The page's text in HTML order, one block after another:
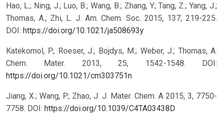
Hao, L.; Ning, J.; Luo, B.; Wang, B.; Zhang, Y.; Tang, Z.; Yang, J.;
Thomas, A.; Zhi, L. J. Am. Chem. Soc. 2015, 137, 219-225.
DOI: https://doi.org/10.1021/ja508693y
Katekomol, P.; Roeser, J.; Bojdys, M.; Weber, J.; Thomas, A.
Chem. Mater. 2013, 25, 1542-1548. DOI:
https://doi.org/10.1021/cm303751n
Jiang, X.; Wang, P.; Zhao, J. J. Mater. Chem. A 2015, 3, 7750-
7758. DOI: https://doi.org/10.1039/C4TA03438D